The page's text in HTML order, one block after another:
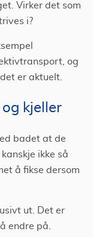
Virker det som
i?
og
er aktuelt.
kjeller
badet at de
ikke så
å fikse dersom
ut. Det er
endre på.